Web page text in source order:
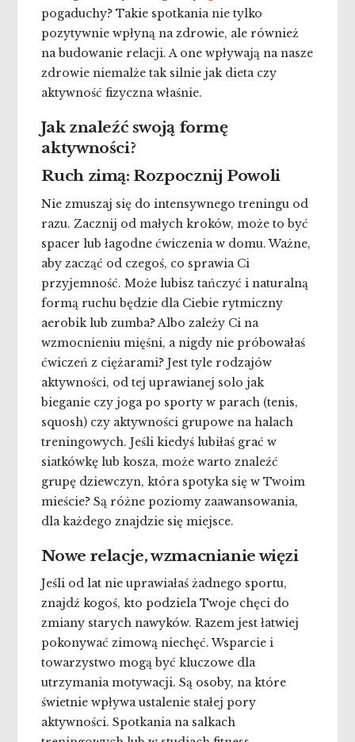
pogaduchy? Takie spotkania nie tylko
pozytywnie wpłyną na zdrowie, ale również
na budowanie relacji. A one wpływają na nasze
zdrowie niemalże tak silnie jak dieta czy
aktywność fizyczna właśnie.
Jak znaleźć swoją formę
aktywności?
Ruch zimą: Rozpocznij Powoli
Nie zmuszaj się do intensywnego treningu od
razu. Zacznij od małych kroków, może to być
spacer lub łagodne ćwiczenia w domu. Ważne,
aby zacząć od czegoś, co sprawia Ci
przyjemność. Może lubisz tańczyć i naturalną
formą ruchu będzie dla Ciebie rytmiczny
aerobik lub zumba? Albo zależy Ci na
wzmocnieniu mięśni, a nigdy nie próbowałaś
ćwiczeń z ciężarami? Jest tyle rodzajów
aktywności, od tej uprawianej solo jak
bieganie czy joga po sporty w parach (tenis,
squosh) czy aktywności grupowe na halach
treningowych. Jeśli kiedyś lubiłaś grać w
siatkówkę lub kosza, może warto znaleźć
grupę dziewczyn, która spotyka się w Twoim
mieście? Są różne poziomy zaawansowania,
dla każdego znajdzie się miejsce.
Nowe relacje, wzmacnianie więzi
Jeśli od lat nie uprawiałaś żadnego sportu,
znajdź kogoś, kto podziela Twoje chęci do
zmiany starych nawyków. Razem jest łatwiej
pokonywać zimową niechęć. Wsparcie i
towarzystwo mogą być kluczowe dla
utrzymania motywacji. Są osoby, na które
świetnie wpływa ustalenie stałej pory
aktywności. Spotkania na salkach